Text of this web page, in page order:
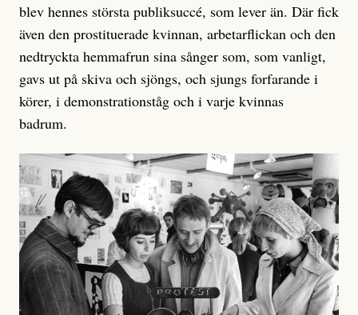
blev hennes största publiksuccé, som lever än. Där fick
även den prostituerade kvinnan, arbetarflickan och den
nedtryckta hemmafrun sina sånger som, som vanligt,
gavs ut på skiva och sjöngs, och sjungs forfarande i
körer, i demonstrationståg och i varje kvinnas
badrum.